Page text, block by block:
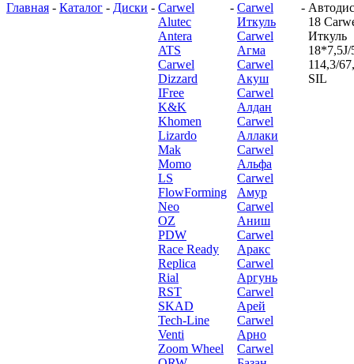
Главная - Каталог - Диски - Carwel
Alutec
Antera
ATS
Carwel
Dizzard
IFree
K&K
Khomen
Lizardo
Mak
Momo
LS
FlowForming
Neo
OZ
PDW
Race Ready
Replica
Rial
RST
SKAD
Tech-Line
Venti
Zoom Wheel
- Carwel
Иткуль
Carwel
Агма
Carwel
Акуш
Carwel
Алдан
Carwel
Аллаки
Carwel
Альфа
Carwel
Амур
Carwel
Аниш
Carwel
Аракс
Carwel
Аргунь
Carwel
Арей
Carwel
Арно
Carwel
-
18
Иткуль
18*7,5J/
114,3/
SIL